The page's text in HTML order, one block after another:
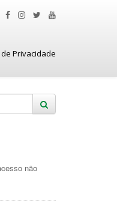
Privacidade
não